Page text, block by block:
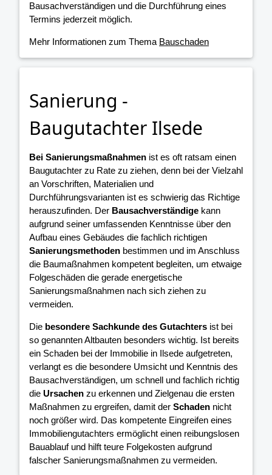
Bausachverständigen und die Durchführung eines
Termins jederzeit möglich.
Mehr Informationen zum Thema Bauschaden
Sanierung -
Baugutachter Ilsede
Bei Sanierungsmaßnahmen ist es oft ratsam einen
Baugutachter zu Rate zu ziehen, denn bei der Vielzahl
an Vorschriften, Materialien und
Durchführungsvarianten ist es schwierig das Richtige
herauszufinden. Der Bausachverständige kann
aufgrund seiner umfassenden Kenntnisse über den
Aufbau eines Gebäudes die fachlich richtigen
Sanierungsmethoden bestimmen und im Anschluss
die Baumaßnahmen kompetent begleiten, um etwaige
Folgeschäden die gerade energetische
Sanierungsmaßnahmen nach sich ziehen zu
vermeiden.
Die besondere Sachkunde des Gutachters ist bei
so genannten Altbauten besonders wichtig. Ist bereits
ein Schaden bei der Immobilie in Ilsede aufgetreten,
verlangt es die besondere Umsicht und Kenntnis des
Bausachverständigen, um schnell und fachlich richtig
die Ursachen zu erkennen und Zielgenau die ersten
Maßnahmen zu ergreifen, damit der Schaden nicht
noch größer wird. Das kompetente Eingreifen eines
Immobiliengutachters ermöglicht einen reibungslosen
Bauablauf und hilft teure Folgekosten aufgrund
falscher Sanierungsmaßnahmen zu vermeiden.